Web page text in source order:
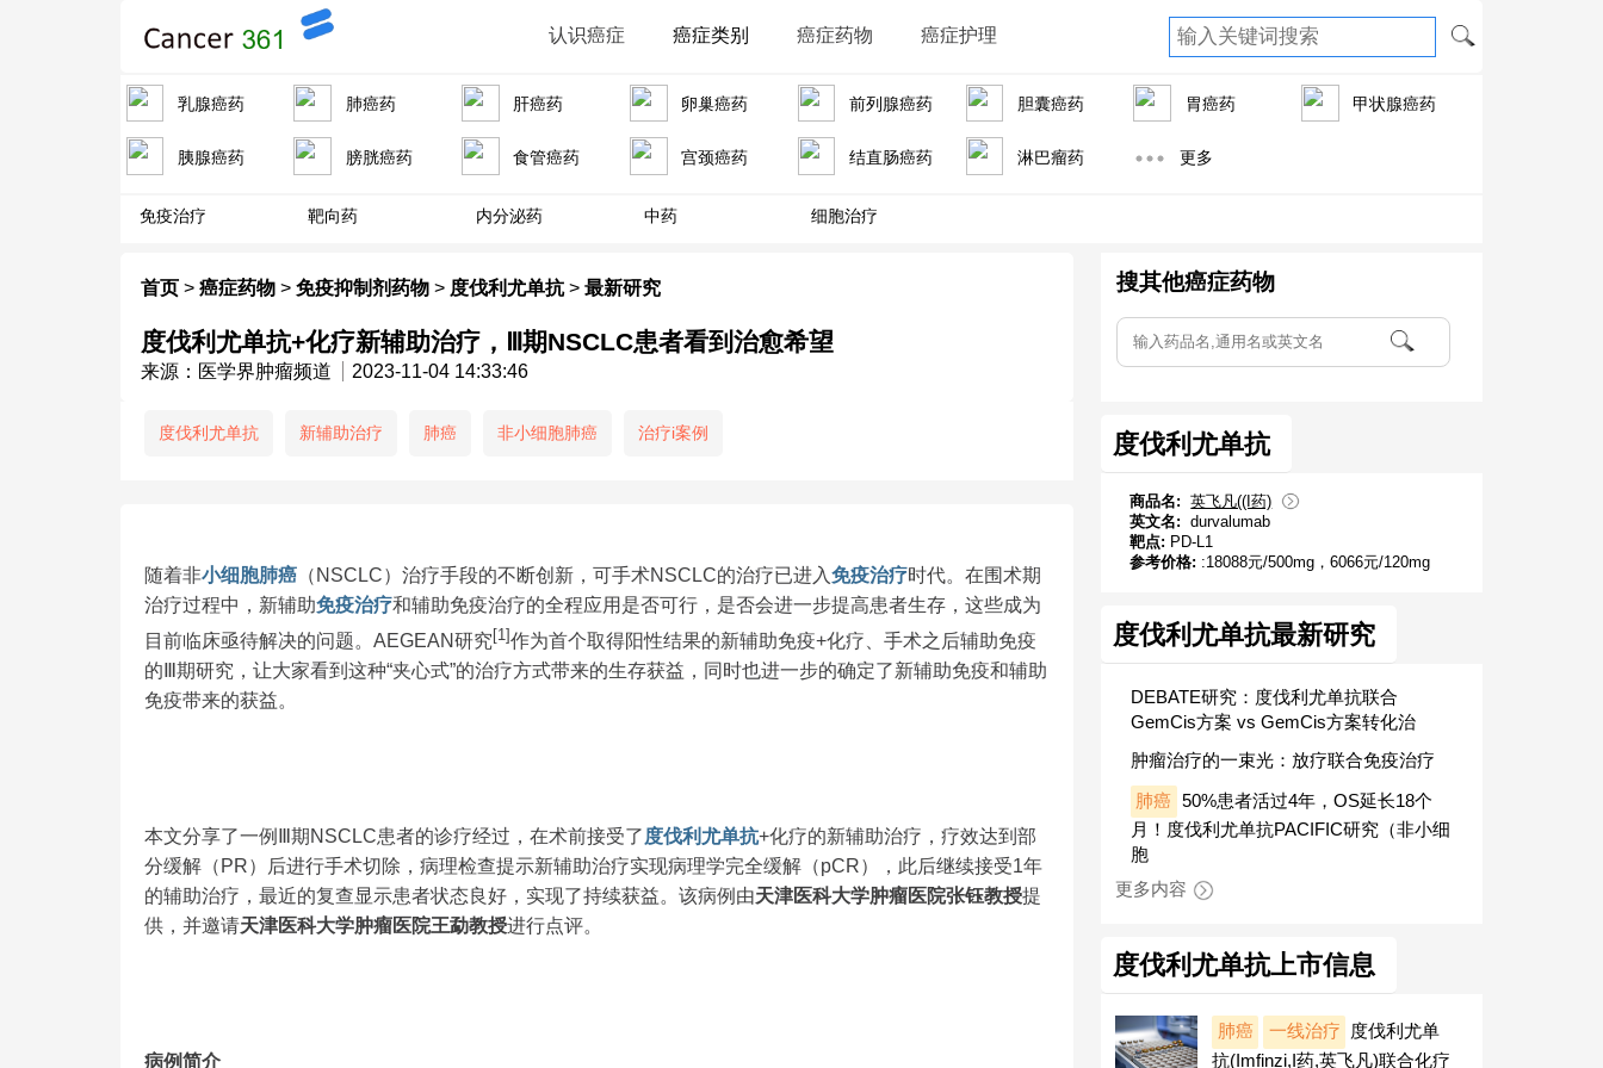
认识癌症 癌症类别 癌症药物 癌症护理
乳腺癌药 肺癌药 肝癌药 卵巢癌药 前列腺癌药 胆囊癌药 胃癌药 甲状腺癌药
胰腺癌药 膀胱癌药 食管癌药 宫颈癌药 结直肠癌药 淋巴瘤药 更多
免疫治疗 靶向药 内分泌药 中药 细胞治疗
首页> 癌症药物> 免疫抑制剂药物> 度伐利尤单抗> 最新研究
度伐利尤单抗+化疗新辅助治疗，Ⅲ期NSCLC患者看到治愈希望
来源：医学界肿瘤频道 2023-11-04 14:33:46
度伐利尤单抗 新辅助治疗 肺癌 非小细胞肺癌 治疗i案例
随着非小细胞肺癌（NSCLC）治疗手段的不断创新，可手术NSCLC的治疗已进入免疫治疗时代。在围术期
治疗过程中，新辅助免疫治疗和辅助免疫治疗的全程应用是否可行，是否会进一步提高患者生存，这些成为
目前临床亟待解决的问题。AEGEAN研究[1]作为首个取得阳性结果的新辅助免疫+化疗、手术之后辅助免疫
的Ⅲ期研究，让大家看到这种“夹心式”的治疗方式带来的生存获益，同时也进一步的确定了新辅助免疫和辅助
免疫带来的获益。
本文分享了一例Ⅲ期NSCLC患者的诊疗经过，在术前接受了 度伐利尤单抗+化疗的新辅助治疗，疗效达到部
分缓解（PR）后进行手术切除，病理检查提示新辅助治疗实现病理学完全缓解（pCR），此后继续接受1年
的辅助治疗，最近的复查显示患者状态良好，实现了持续获益。该病例由天津医科大学肿瘤医院张钰教授提
供，并邀请天津医科大学肿瘤医院王勐教授进行点评。
病例简介
搜其他癌症药物
度伐利尤单抗
商品名:英飞凡((I药)
英文名:durvalumab
靶点: PD-L1
参考价格: :18088元/500mg，6066元/120mg
度伐利尤单抗最新研究
DEBATE研究：度伐利尤单抗联合
GemCis方案 vs GemCis方案转化治
肿瘤治疗的一束光：放疗联合免疫治疗
肺癌 50%患者活过4年，OS延长18个
月！度伐利尤单抗PACIFIC研究（非小细
胞
更多内容
度伐利尤单抗上市信息
肺癌 一线治疗 度伐利尤单
抗(Imfinzi,I药,英飞凡)联合化疗